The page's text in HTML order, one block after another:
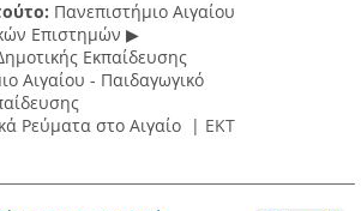
Πανεπιστήμιο Αιγαίου
Επιστημών ▶
Εκπαίδευσης
Αιγαίου - Παιδαγωγικό
Ρεύματα στο Αιγαίο | ΕΚΤ